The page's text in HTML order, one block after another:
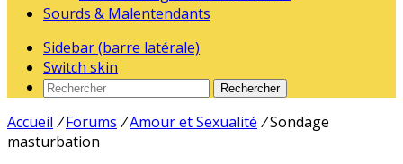
Sourds & Malentendants
Sidebar (barre latérale)
Switch skin
Rechercher
Accueil / Forums /Amour et Sexualité /Sondage
masturbation